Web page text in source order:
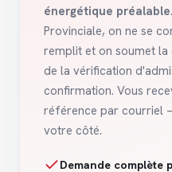
énergétique préalable
Provinciale, on ne se
remplit et on soumet
de la vérification
confirmation. Vous
référence par courriel
votre côté.
Demande complète